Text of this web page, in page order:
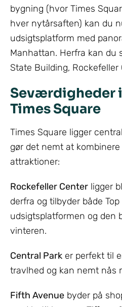
bygning (hvor Times
hver nytårsaften) kan du
udsigtsplatform med
Manhattan. Herfra kan du
State Building,
Seværdigheder
Times Square
Times Square ligger
gør det nemt at
attraktioner:
Rockefeller Center ligger
derfra og tilbyder både
udsigtsplatformen og den
vinteren.
Central Park er perfekt til
travlhed og kan nemt nås
Fifth Avenue byder på